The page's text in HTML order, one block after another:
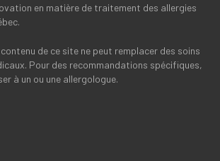
en matière de traitement des allergies
de ce site ne peut remplacer des soins
Pour des recommandations spécifiques,
à un ou une allergologue.